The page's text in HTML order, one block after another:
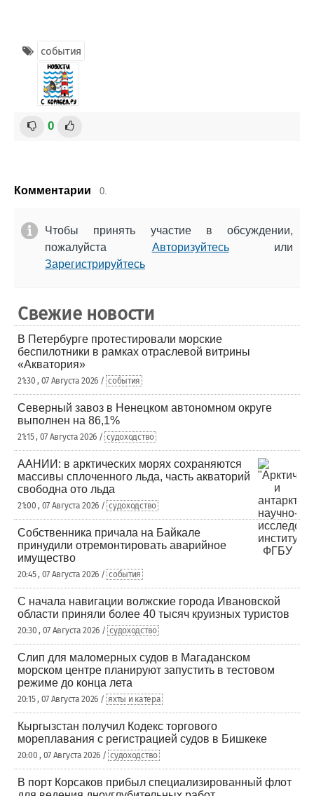
события
0
Комментарии 0.
Чтобы принять участие в обсуждении,
пожалуйста Авторизуйтесьили
Зарегистрируйтесь
Свежие новости
В Петербурге протестировали морские
беспилотники в рамках отраслевой витрины
«Акватория»
21:30 , 07 Августа 2026 / события
Северный завоз в Ненецком автономном округе
выполнен на 86,1%
21:15 , 07 Августа 2026 / судоходство
ААНИИ: в арктических морях сохраняются
массивы сплоченного льда, часть акваторий
свободна ото льда
21:00 , 07 Августа 2026 / судоходство
Собственника причала на Байкале
принудили отремонтировать аварийное
имущество
20:45 , 07 Августа 2026 / события
С начала навигации волжские города Ивановской
области приняли более 40 тысяч круизных туристов
20:30 , 07 Августа 2026 / судоходство
Слип для маломерных судов в Магаданском
морском центре планируют запустить в тестовом
режиме до конца лета
20:15 , 07 Августа 2026 / яхты и катера
Кыргызстан получил Кодекс торгового
мореплавания с регистрацией судов в Бишкеке
20:00 , 07 Августа 2026 / судоходство
В порт Корсаков прибыл специализированный флот